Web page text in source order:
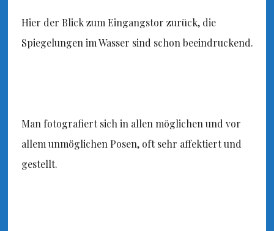
Hier der Blick zum Eingangstor zurück, die
Spiegelungen im Wasser sind schon beeindruckend.
Man fotografiert sich in allen möglichen und vor
allem unmöglichen Posen, oft sehr affektiert und
gestellt.